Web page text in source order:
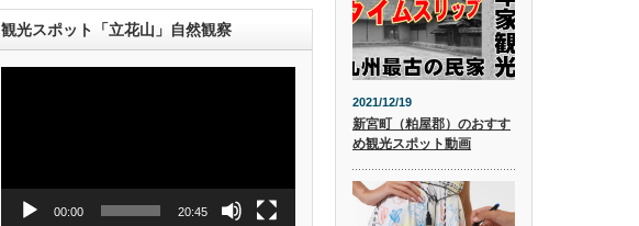
観光スポット「立花山」自然観察
00:00 20:45
2021/12/19
新宮町（粕屋郡）のおすす
め観光スポット動画